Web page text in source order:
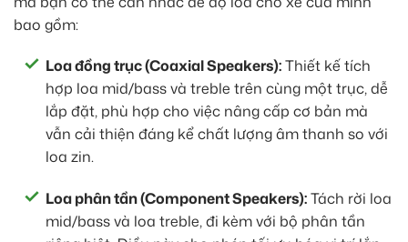
bao gồm:
Loa đồng trục (Coaxial Speakers):Thiết kế tích
hợp loa mid/bass và treble trên cùng một trục, dễ
lắp đặt, phù hợp cho việc nâng cấp cơ bản mà
vẫn cải thiện đáng kể chất lượng âm thanh so với
loa zin.
Loa phân tần (Component Speakers):Tách rời loa
mid/bass và loa treble, đi kèm với bộ phân tần